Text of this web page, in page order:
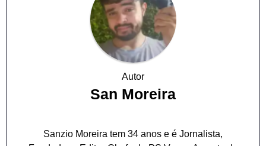
Autor
San Moreira
Sanzio Moreira tem 34 anos e é Jornalista,